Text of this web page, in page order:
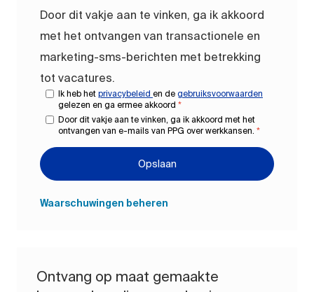
Door dit vakje aan te vinken, ga ik akkoord
met het ontvangen van transactionele en
marketing-sms-berichten met betrekking
tot vacatures.
Ik heb het privacybeleid en de gebruiksvoorwaarden
gelezen en ga ermee akkoord *
Door dit vakje aan te vinken, ga ik akkoord met het
ontvangen van e-mails van PPG over werkkansen. *
Opslaan
Waarschuwingen beheren
Ontvang op maat gemaakte